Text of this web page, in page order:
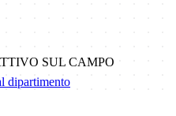
SUL CAMPO
dipartimento